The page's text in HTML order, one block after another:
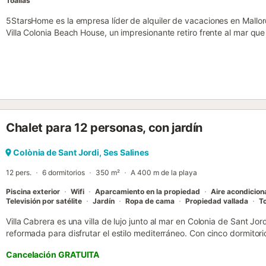
5StarsHome es la empresa líder de alquiler de vacaciones en
Villa Colonia Beach House, un impresionante retiro frente al mar
elegante villa prepara el escenario para días inolvidables con el
amigos o en pareja, ofrece el entorno ideal para unas vacaciones
está ubicada en 2 plantas, frente al mar. La planta superior y la
Alojando hasta 8 huéspedes, incluido 1 bebé, la villa cuenta con 4
sofisticada. La zona de estar de planta abierta se conecta con una
por una bañera exenta con vistas al Mediterráneo, mientras que el
radiante, chimenea, televisión internacional, WiFi, caja fuerte e
Chalet para 12 personas, con jardín
Colònia de Sant Jordi, Ses Salines
12 pers. 6 dormitorios 350 m² A 400 m de la playa
Piscina exterior Wifi Aparcamiento en la propiedad Aire
Televisión por satélite
Jardín Ropa de cama Propiedad vallada
Villa Cabrera es una villa de lujo junto al mar en Colonia de Sant
reformada para disfrutar el estilo mediterráneo. Con cinco
panorámicas al mar y cocina gourmet totalmente equipada. En el
Cancelación GRATUITA